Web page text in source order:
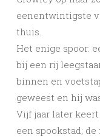
eenentwintigste
thuis.
Het enige spoor:
bij een rij
binnen en
geweest en hij
Vijf jaar later
een spookstad;